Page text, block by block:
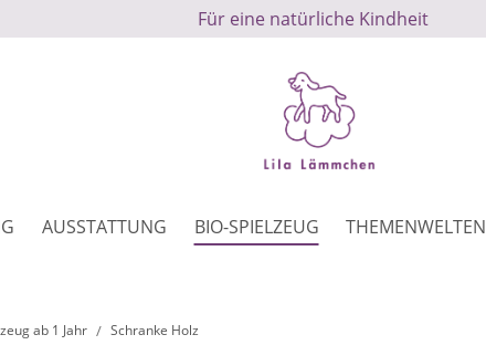
Für eine natürliche Kindheit
AUSSTATTUNG BIO-SPIELZEUG THEMENWELTEN
ab 1 Jahr Schranke Holz